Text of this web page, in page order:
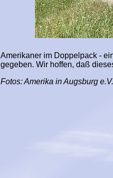
Amerikaner im Doppelpack -
gegeben. Wir hoffen, daß
Fotos: Amerika in Augsburg